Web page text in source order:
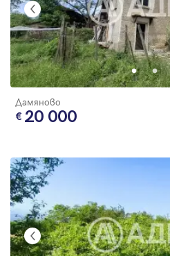
Дамяново
20 000